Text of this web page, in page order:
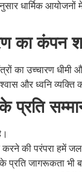
धार्मिक
का कंपन
का उच्चारण धीमी
और ध्वनि
करने की परंपरा हमें
प्रति जागरूकता भी